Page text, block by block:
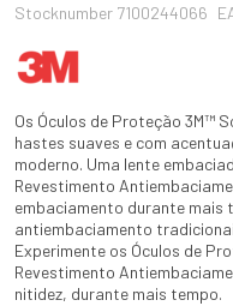
Stocknumber 7100244066
Os Óculos de Proteção 3M™
hastes suaves e com
moderno. Uma lente
Revestimento
embaciamento durante mais
antiembaciamento
Experimente os Óculos de
Revestimento
nitidez, durante mais tempo.